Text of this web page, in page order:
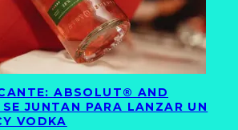
ABSOLUT® AND
JUNTAN PARA LANZAR UN
VODKA